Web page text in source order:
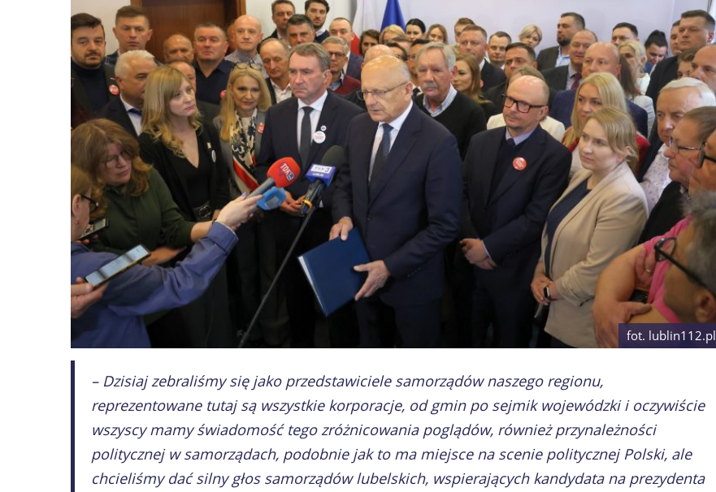
fot. lublin112.pl
– Dzisiaj zebraliśmy się jako przedstawiciele samorządów naszego regionu,
reprezentowane tutaj są wszystkie korporacje, od gmin po sejmik wojewódzki i oczywiście
wszyscy mamy świadomość tego zróżnicowania poglądów, również przynależności
politycznej w samorządach, podobnie jak to ma miejsce na scenie politycznej Polski, ale
chcieliśmy dać silny głos samorządów lubelskich, wspierających kandydata na prezydenta